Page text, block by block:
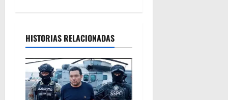
e
e
n
HISTORIAS RELACIONADAS